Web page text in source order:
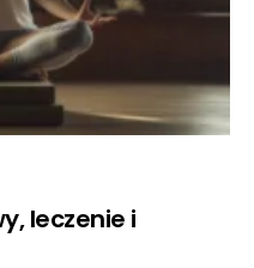
leczenie i